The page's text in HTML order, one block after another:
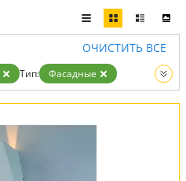
ОЧИСТИТЬ ВСЕ
Тип:
Фасадные